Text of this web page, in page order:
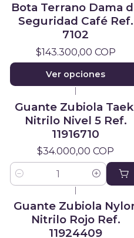
Bota Terrano Dama
Seguridad Café Ref.
7102
$143.300,00 COP
Ver opciones
Guante Zubiola
Nitrilo Nivel 5 Ref.
11916710
$34.000,00 COP
Cantidad
|
Guante Zubiola
Nitrilo Rojo Ref.
11924409